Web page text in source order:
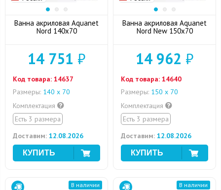
Ванна акриловая Aquanet
Nord 140x70
14 751 ₽
Код товара: 14637
Размеры: 140 х 70
Комплектация
Есть 3 размера
Доставим: 12.08.2026
Ванна акриловая Aquanet
Nord New 150x70
14 962 ₽
Код товара: 14640
Размеры: 150 х 70
Комплектация
Есть 3 размера
Доставим: 12.08.2026
В наличии В наличии